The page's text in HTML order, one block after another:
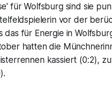
für Wolfsburg sind sie
vor der
das für Energie in
hatten die
kassiert (0:2),